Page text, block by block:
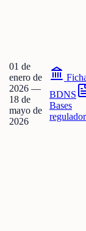
01 de
enero de
2026 —
18 de
mayo de
2026
BDNS
Bases